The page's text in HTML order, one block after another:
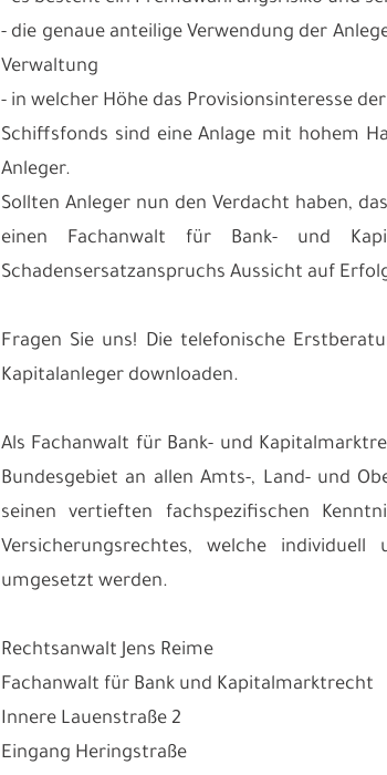
- die genaue anteilige Verwendung der
Verwaltung
- in welcher Höhe das Provisionsinteresse
Schiffsfonds sind eine Anlage mit hohem
Anleger.
Sollten Anleger nun den Verdacht haben,
einen Fachanwalt für Bank- und
Schadensersatzanspruchs Aussicht auf
Fragen Sie uns! Die telefonische
Kapitalanleger downloaden.
Als Fachanwalt für Bank- und
Bundesgebiet an allen Amts-, Land- und
seinen vertieften fachspezifischen
Versicherungsrechtes, welche
umgesetzt werden.
Rechtsanwalt Jens Reime
Fachanwalt für Bank und Kapitalmarktrecht
Innere Lauenstraße 2
Eingang Heringstraße